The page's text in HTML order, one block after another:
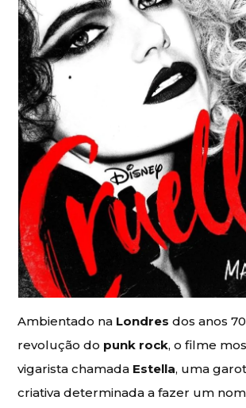
Ambientado na Londres dos anos
revolução do punk rock, o filme
vigarista chamada Estella, uma
criativa determinada a fazer um